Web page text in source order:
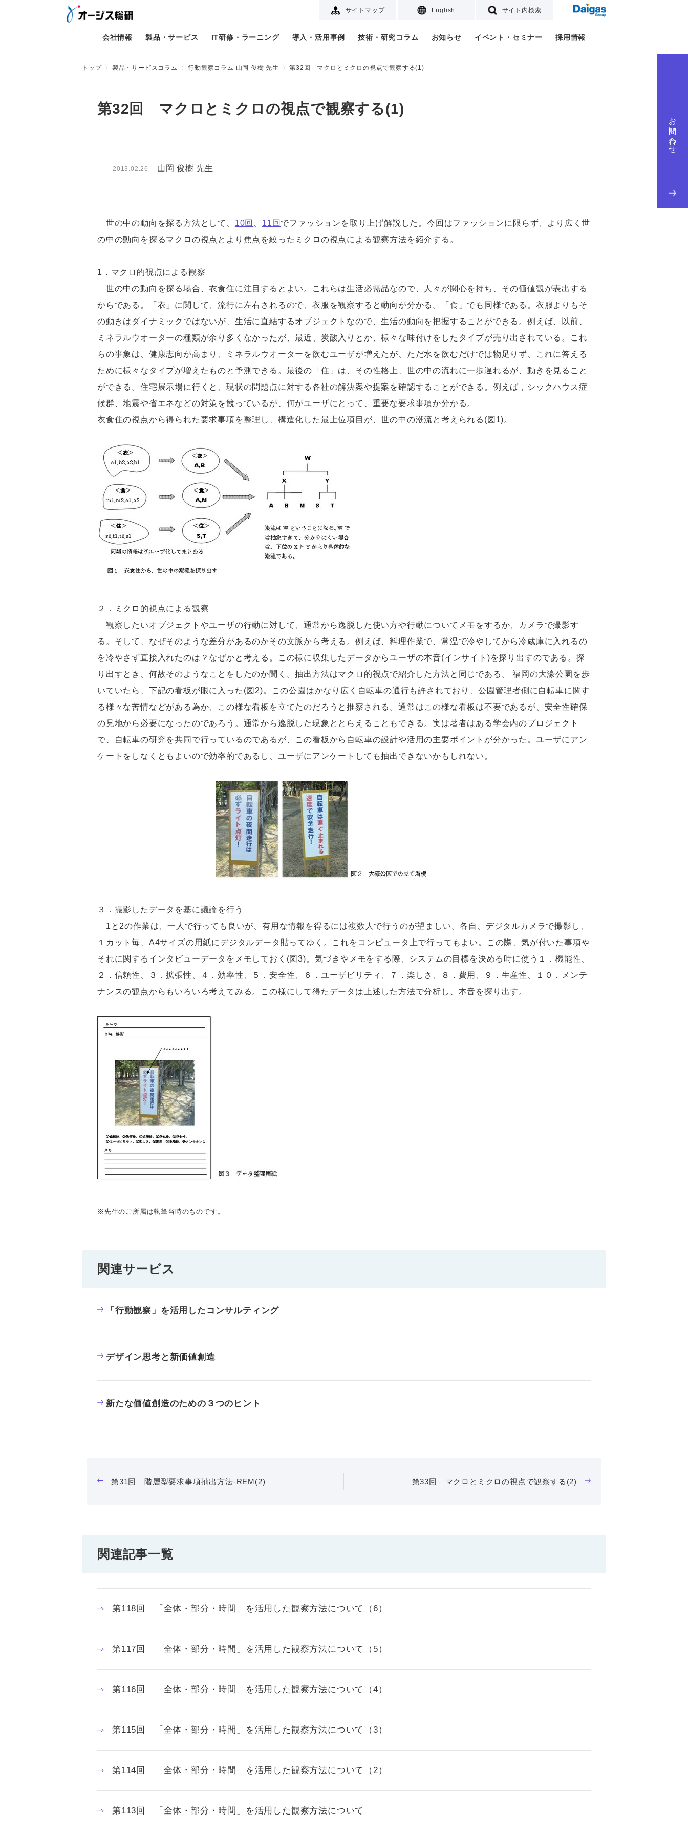
サイトマップ English サイト内検索
会社情報 製品・サービス IT研修・ラーニング 導入・活用事例 技術・研究コラム お知らせ イベント・セミナー 採用情報
お問い合わせ
トップ 製品・サービスコラム 行動観察コラム 山岡 俊樹 先生 第32回 マクロとミクロの視点で観察する(1)
第32回 マクロとミクロの視点で観察する(1)
2013.02.26 山岡 俊樹 先生
世の中の動向を探る方法として、 10回 11回 でファッションを取り上げ解説した。今回はファッションに限らず、より広く世
の中の動向を探るマクロの視点とより焦点を絞ったミクロの視点による観察方法を紹介する。
1．マクロ的視点による観察
世の中の動向を探る場合、衣食住に注目するとよい。これらは生活必需品なので、人々が関心を持ち、その価値観が表出する
からである。「衣」に関して、流行に左右されるので、衣服を観察すると動向が分かる。「食」でも同様である。衣服よりもそ
の動きはダイナミックではないが、生活に直結するオブジェクトなので、生活の動向を把握することができる。例えば、以前、
ミネラルウオーターの種類が余り多くなかったが、最近、炭酸入りとか、様々な味付けをしたタイプが売り出されている。これ
らの事象は、健康志向が高まり、ミネラルウオーターを飲むユーザが増えたが、ただ水を飲むだけでは物足りず、これに答える
ために様々なタイプが増えたものと予測できる。最後の「住」は、その性格上、世の中の流れに一歩遅れるが、動きを見ること
ができる。住宅展示場に行くと、現状の問題点に対する各社の解決案や提案を確認することができる。例えば，シックハウス症
候群、地震や省エネなどの対策を競っているが、何がユーザにとって、重要な要求事項か分かる。
衣食住の視点から得られた要求事項を整理し、構造化した最上位項目が、世の中の潮流と考えられる(図1)。
２．ミクロ的視点による観察
観察したいオブジェクトやユーザの行動に対して、通常から逸脱した使い方や行動についてメモをするか、カメラで撮影す
る。そして、なぜそのような差分があるのかその文脈から考える。例えば、料理作業で、常温で冷やしてから冷蔵庫に入れるの
を冷やさず直接入れたのは？なぜかと考える。この様に収集したデータからユーザの本音(インサイト)を探り出すのである。探
り出すとき、何故そのようなことをしたのか聞く。抽出方法はマクロ的視点で紹介した方法と同じである。 福岡の大濠公園を歩
いていたら、下記の看板が眼に入った(図2)。この公園はかなり広く自転車の通行も許されており、公園管理者側に自転車に関す
る様々な苦情などがある為か、この様な看板を立てたのだろうと推察される。通常はこの様な看板は不要であるが、安全性確保
の見地から必要になったのであろう。通常から逸脱した現象ととらえることもできる。実は著者はある学会内のプロジェクト
で、自転車の研究を共同で行っているのであるが、この看板から自転車の設計や活用の主要ポイントが分かった。ユーザにアン
ケートをしなくともよいので効率的であるし、ユーザにアンケートしても抽出できないかもしれない。
３．撮影したデータを基に議論を行う
1と2の作業は、一人で行っても良いが、有用な情報を得るには複数人で行うのが望ましい。各自、デジタルカメラで撮影し、
１カット毎、A4サイズの用紙にデジタルデータ貼ってゆく。これをコンピュータ上で行ってもよい。この際、気が付いた事項や
それに関するインタビューデータをメモしておく(図3)。気づきやメモをする際、システムの目標を決める時に使う１．機能性、
２．信頼性、３．拡張性、４．効率性、５．安全性、６．ユーザビリティ、７．楽しさ、８．費用、９．生産性、１０．メンテ
ナンスの観点からもいろいろ考えてみる。この様にして得たデータは上述した方法で分析し、本音を探り出す。
※先生のご所属は執筆当時のものです。
関連サービス
「行動観察」を活用したコンサルティング
デザイン思考と新価値創造
新たな価値創造のための３つのヒント
第31回 階層型要求事項抽出方法-REM(2) 第33回 マクロとミクロの視点で観察する(2)
関連記事一覧
第118回 「全体・部分・時間」を活用した観察方法について（6）
第117回 「全体・部分・時間」を活用した観察方法について（5）
第116回 「全体・部分・時間」を活用した観察方法について（4）
第115回 「全体・部分・時間」を活用した観察方法について（3）
第114回 「全体・部分・時間」を活用した観察方法について（2）
第113回 「全体・部分・時間」を活用した観察方法について